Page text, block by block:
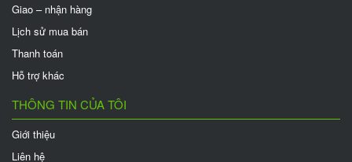
Giao – nhận hàng
Lịch sử mua bán
Thanh toán
Hỗ trợ khác
THÔNG TIN CỦA TÔI
Giới thiệu
Liên hệ